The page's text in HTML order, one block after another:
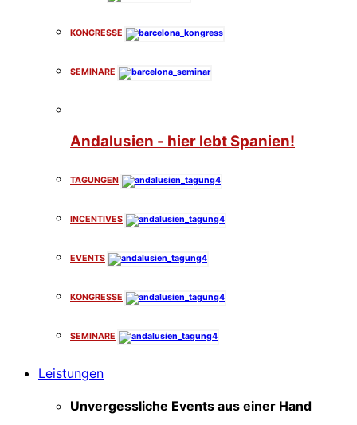
KONGRESSE
SEMINARE
Andalusien - hier lebt Spanien!
TAGUNGEN
INCENTIVES
EVENTS
KONGRESSE
SEMINARE
Leistungen
Unvergessliche Events aus einer Hand